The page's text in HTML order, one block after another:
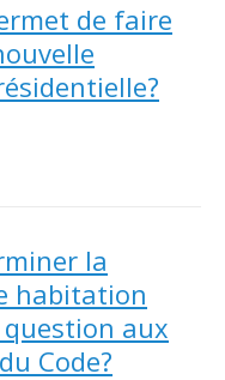
de faire
la
habitation
aux
Code?